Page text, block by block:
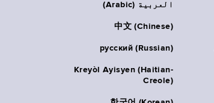
العربية (Arabic)
中文 (Chinese)
русский (Russian)
Kreyòl Ayisyen (Haitian-
Creole)